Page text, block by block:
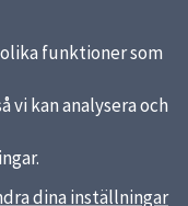
funktioner som
vi kan analysera och
dina inställningar